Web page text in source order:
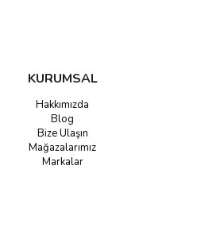
KURUMSAL
Hakkımızda
Blog
Bize Ulaşın
Mağazalarımız
Markalar